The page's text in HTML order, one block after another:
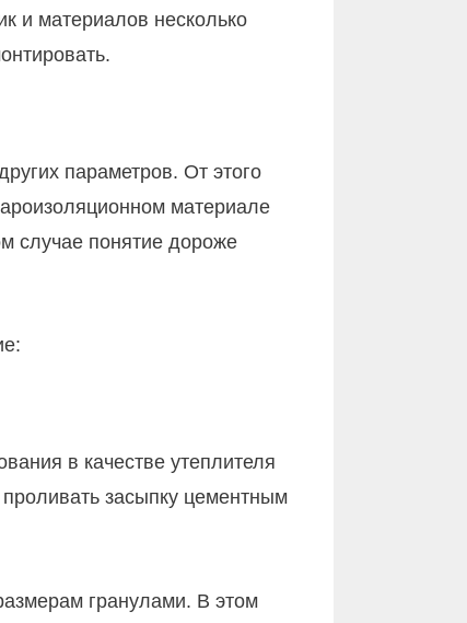
и материалов несколько
параметров. От этого
материале
случае понятие дороже
в качестве утеплителя
засыпку цементным
гранулами. В этом